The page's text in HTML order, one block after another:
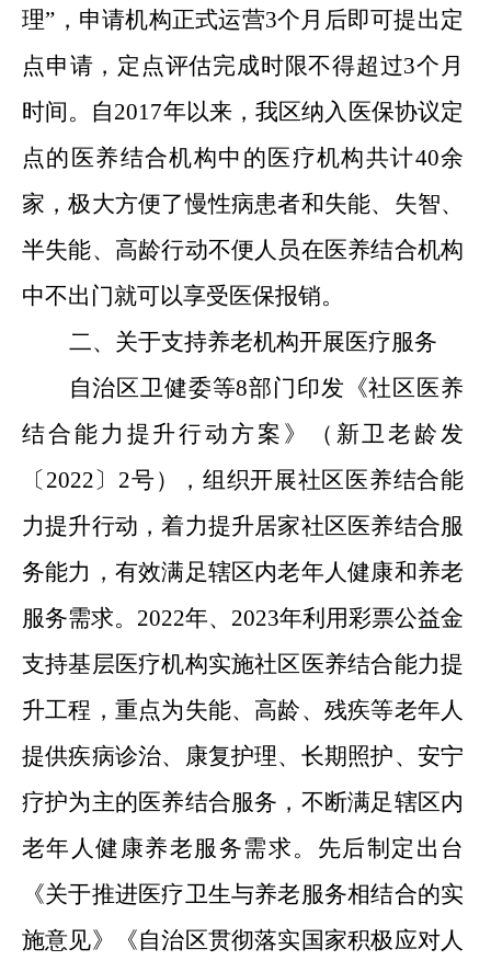
理”，申请机构正式运营3个月后即可提出定
点申请，定点评估完成时限不得超过3个月
时间。自2017年以来，我区纳入医保协议定
点的医养结合机构中的医疗机构共计40余
家，极大方便了慢性病患者和失能、失智、
半失能、高龄行动不便人员在医养结合机构
中不出门就可以享受医保报销。
二、关于支持养老机构开展医疗服务
自治区卫健委等8部门印发《社区医养
结合能力提升行动方案》（新卫老龄发
〔2022〕2号），组织开展社区医养结合能
力提升行动，着力提升居家社区医养结合服
务能力，有效满足辖区内老年人健康和养老
服务需求。2022年、2023年利用彩票公益金
支持基层医疗机构实施社区医养结合能力提
升工程，重点为失能、高龄、残疾等老年人
提供疾病诊治、康复护理、长期照护、安宁
疗护为主的医养结合服务，不断满足辖区内
老年人健康养老服务需求。先后制定出台
《关于推进医疗卫生与养老服务相结合的实
施意见》《自治区贯彻落实国家积极应对人